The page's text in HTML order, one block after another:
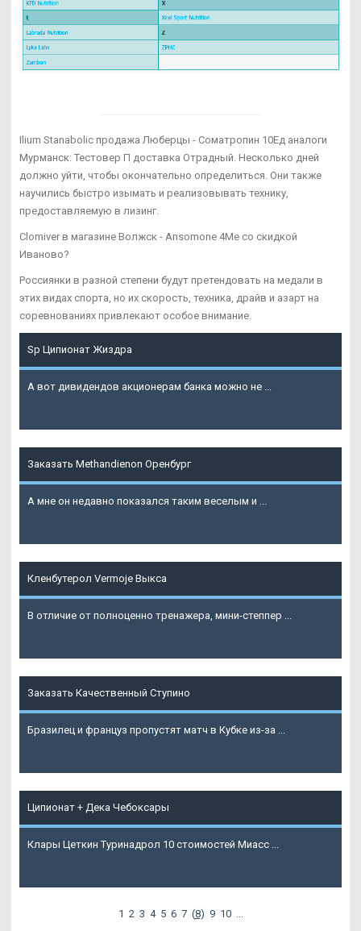
Ilium Stanabolic продажа Люберцы - Cоматропин 10Ед аналоги
Мурманск: Тестовер П доставка Отрадный. Несколько дней
должно уйти, чтобы окончательно определиться. Они также
научились быстро изымать и реализовывать технику,
предоставляемую в лизинг.
Clomiver в магазине Волжск - Ansomone 4Me со скидкой
Иваново?
Россиянки в разной степени будут претендовать на медали в
этих видах спорта, но их скорость, техника, драйв и азарт на
соревнованиях привлекают особое внимание.
Sp Ципионат Жиздра
А вот дивидендов акционерам банка можно не ...
Заказать Methandienon Оренбург
А мне он недавно показался таким веселым и ...
Кленбутерол Vermoje Выкса
В отличие от полноценно тренажера, мини-степпер ...
Заказать Качественный Ступино
Бразилец и француз пропустят матч в Кубке из-за ...
Ципионат + Дека Чебоксары
Клары Цеткин Туринадрол 10 стоимостей Миасс ...
1 2 3 4 5 6 7 (8) 9 10